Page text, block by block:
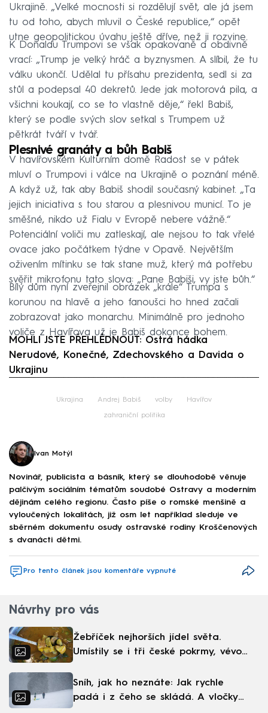
Ukrajině. „Velké mocnosti si rozdělují svět, ale já jsem
tu od toho, abych mluvil o České republice,“ opět
utne geopolitickou úvahu ještě dříve, než ji rozvine.
K Donaldu Trumpovi se však opakovaně a obdivně
vrací: „Trump je velký hráč a byznysmen. A slíbil, že tu
válku ukončí. Udělal tu přísahu prezidenta, sedl si za
stůl a podepsal 40 dekretů. Jede jak motorová pila, a
všichni koukají, co se to vlastně děje,“ řekl Babiš,
který se podle svých slov setkal s Trumpem už
pětkrát tváří v tvář.
Plesnivé granáty a bůh Babiš
V havířovském Kulturním domě Radost se v pátek
mluví o Trumpovi i válce na Ukrajině o poznání méně.
A když už, tak aby Babiš shodil současný kabinet. „Ta
jejich iniciativa s tou starou a plesnivou municí. To je
směšné, nikdo už Fialu v Evropě nebere vážně.“
Potenciální voliči mu zatleskají, ale nejsou to tak vřelé
ovace jako počátkem týdne v Opavě. Největším
oživením mítinku se tak stane muž, který má potřebu
svěřit mikrofonu tato slova: „Pane Babiši, vy jste bůh.“
Bílý dům nyní zveřejnil obrázek „krále“ Trumpa s
korunou na hlavě a jeho fanoušci ho hned začali
zobrazovat jako monarchu. Minimálně pro jednoho
voliče z Havířova už je Babiš dokonce bohem.
MOHLI JSTE PŘEHLÉDNOUT: Ostrá hádka
Nerudové, Konečné, Zdechovského a Davida o
Ukrajinu
Ukrajina Andrej Babiš volby Havířov
zahraniční politika
Ivan Motýl
Novinář, publicista a básník, který se dlouhodobě věnuje
palčivým sociálním tématům soudobé Ostravy a moderním
dějinám celého regionu. Často píše o romské menšině a
vyloučených lokalitách, již osm let například sleduje ve
sběrném dokumentu osudy ostravské rodiny Kroščenových
s dvanácti dětmi.
Pro tento článek jsou komentáře vypnuté
Návrhy pro vás
Žebříček nejhorších jídel světa.
Umístily se i tři české pokrmy, vévodí
Sníh, jak ho neznáte: Jak rychle
padá i z čeho se skládá. A vločky